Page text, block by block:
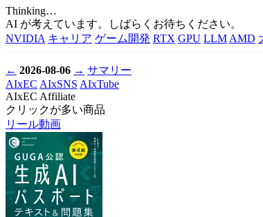
Thinking…
AI が考えています。しばらくお待ちください。
NVIDIA キャリア ゲーム開発 RTX GPU LLMAMD
← 2026-08-06 → サマリー
AIxEC AIxSNS AIxTube
AIxEC Affiliate
クリックが多い商品
リール動画